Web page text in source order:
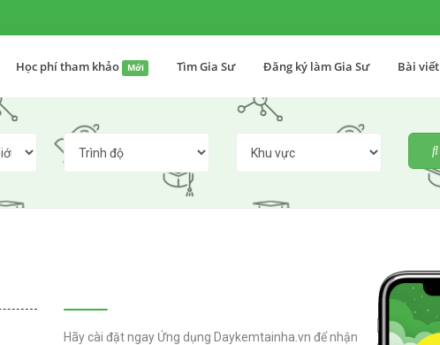
Học phí tham khảo Mới Tìm Gia Sư Đăng ký làm Gia Sư Bài viết
Hãy cài đặt ngay Ứng dụng Daykemtainha.vn để nhận